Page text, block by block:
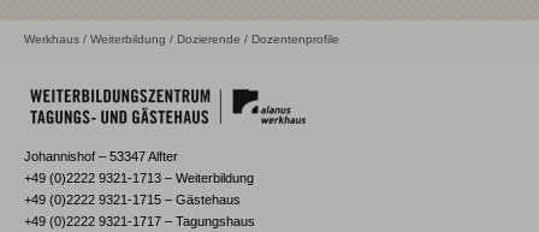
Werkhaus / Weiterbildung / Dozierende / Dozentenprofile
Johannishof – 53347 Alfter
+49 (0)2222 9321-1713 – Weiterbildung
+49 (0)2222 9321-1715 – Gästehaus
+49 (0)2222 9321-1717 – Tagungshaus